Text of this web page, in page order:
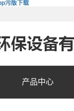
污版下载
产品中心